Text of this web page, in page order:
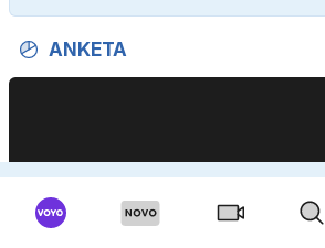
ANKETA